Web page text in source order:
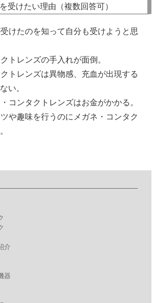
受けたい理由（複数回答可）
受けたのを知って自分も受けようと思
トレンズの手入れが面倒。
クトレンズは異物感、充血が出現する
い。
コンタクトレンズはお金がかかる。
ツや趣味を行うのにメガネ・コンタク
介
器